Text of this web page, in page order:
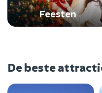
Feesten
De beste